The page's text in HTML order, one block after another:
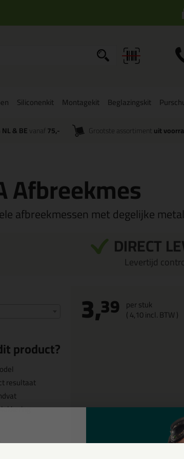
Siliconenkit Montagekit Beglazingskit
& BEvanaf 75,- Grootste assortiment uit
Afbreekmes
afbreekmessen met degelijke
DIRECT
Levertijd
product?
resultaat
3,39 per stuk
(4,10incl. BTW )